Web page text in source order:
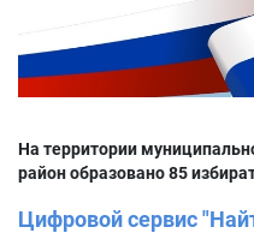
На территории
район образовано 85
Цифровой сервис